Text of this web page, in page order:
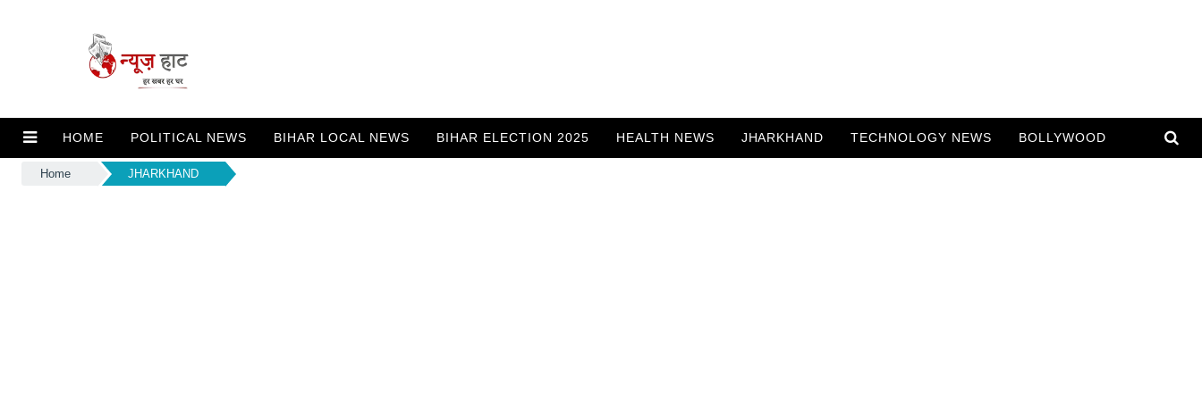
HOME POLITICAL NEWS BIHAR LOCAL NEWS BIHAR ELECTION 2025 HEALTH NEWS JHARKHAND TECHNOLOGY NEWS BOLLYWOOD
Home JHARKHAND